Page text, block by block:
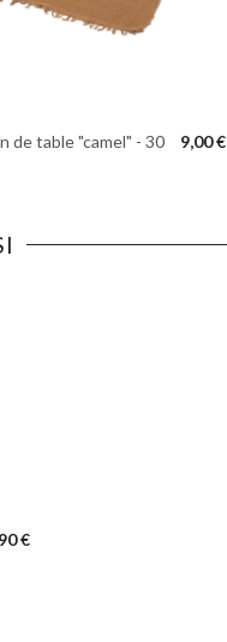
de table "camel" - 30
9,00 €
€